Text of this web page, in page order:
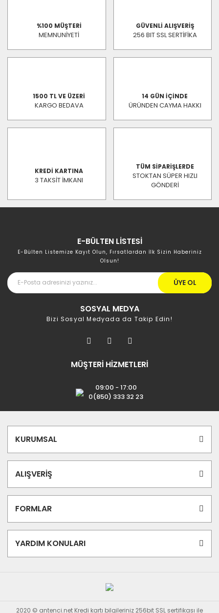
%100 MÜŞTERİ
MEMNUNİYETİ
GÜVENLİ ALIŞVERİŞ
256 BIT SSL SERTİFİKA
1500 TL VE ÜZERİ
KARGO BEDAVA
14 GÜN İÇİNDE
ÜRÜNDEN CAYMA HAKKI
KREDİ KARTINA
3 TAKSİT İMKANI
TÜM SİPARİŞLERDE
STOKTAN SÜPER HIZLI
GÖNDERİ
E-BÜLTEN LİSTESİ
E-Bülten Listemize Kayıt Olun, Fırsatlardan İlk Sizin Haberiniz
Olsun!
ÜYE OL
SOSYAL MEDYA
Bizi Sosyal Medyada da Takip Edin!
MÜŞTERİ HİZMETLERİ
09:00 - 17:00
0(850) 333 32 23
KURUMSAL
ALIŞVERİŞ
FORMLAR
YARDIM KONULARI
2020 © antenci.net Kredi kartı bilgileriniz 256bit SSL sertifikası ile